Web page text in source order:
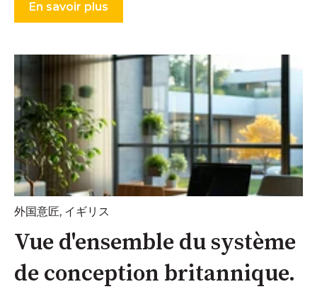
En savoir plus
外国意匠, イギリス
Vue d'ensemble du système
de conception britannique.